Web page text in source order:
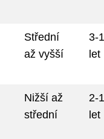
Střední
až vyšší
3-
let
Nižší až
střední
2-
let